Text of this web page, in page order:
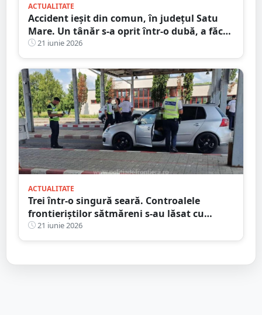
ACTUALITATE
Accident ieșit din comun, în județul Satu
Mare. Un tânăr s-a oprit într-o dubă, a făcut
praf Codul Rutier
21 iunie 2026
ACTUALITATE
Trei într-o singură seară. Controalele
frontieriștilor sătmăreni s-au lăsat cu
dosare penale
21 iunie 2026